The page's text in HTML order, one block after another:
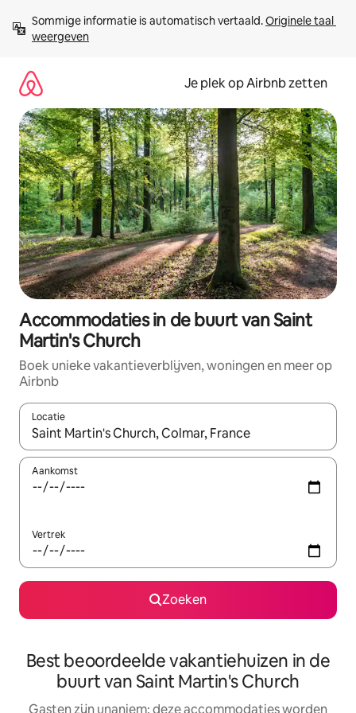
direct
naar
Sommige informatie is automatisch vertaald. Originele taal
weergeven
Je plek op Airbnb zetten
Accommodaties in de buurt van Saint
Martin's Church
Boek unieke vakantieverblijven, woningen en meer op
Airbnb
Locatie
Wanneer er resultaten beschikbaar zijn, maak je een keuze
Aankomst
Vertrek
Zoeken
Best beoordeelde vakantiehuizen in de
buurt van Saint Martin's Church
Gasten zijn unaniem: deze accommodaties worden